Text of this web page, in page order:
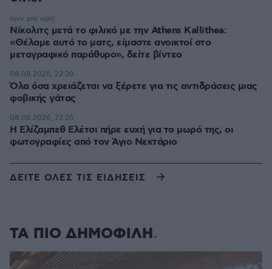
Νίκολιτς μετά το φιλικό με την Athens Kallithea:
«Θέλαμε αυτό το ματς, είμαστε ανοικτοί στο
μεταγραφικό παράθυρο», δείτε βίντεο
πριν μία ώρα
Όλα όσα χρειάζεται να ξέρετε για τις αντιδράσεις μιας
φοβικής γάτας
08.08.2026, 22:30
Η Ελίζαμπεθ Ελέτσι πήρε ευχή για το μωρό της, οι
φωτογραφίες από τον Άγιο Νεκτάριο
08.08.2026, 22:26
ΔΕΙΤΕ ΟΛΕΣ ΤΙΣ ΕΙΔΗΣΕΙΣ
ΤΑ ΠΙΟ ΔΗΜΟΦΙΛΗ